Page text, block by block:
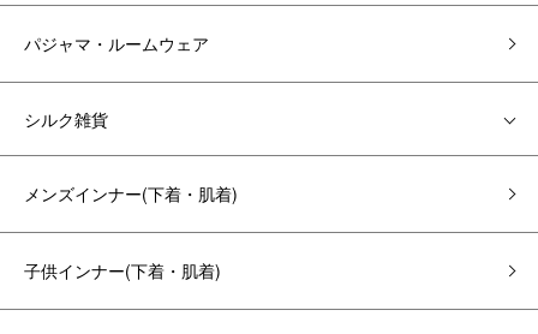
パジャマ・ルームウェア
シルク雑貨
メンズインナー(下着・肌着)
子供インナー(下着・肌着)